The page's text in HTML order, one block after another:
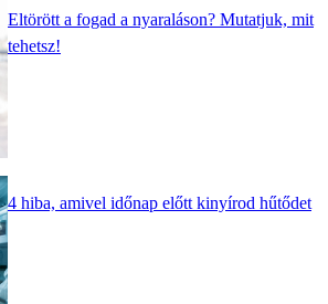
Eltörött a fogad a nyaraláson? Mutatjuk, mit
tehetsz!
4 hiba, amivel időnap előtt kinyírod hűtődet